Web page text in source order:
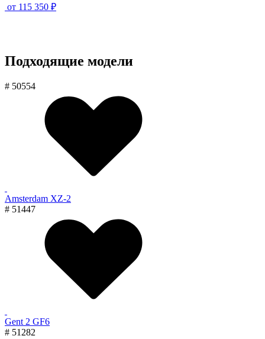
от 115 350 ₽
Подходящие модели
# 50554
Amsterdam XZ-2
# 51447
Gent 2 GF6
# 51282